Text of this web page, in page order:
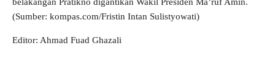
(Sumber: kompas.com/Fristin Intan Sulistyowati)
Editor: Ahmad Fuad Ghazali